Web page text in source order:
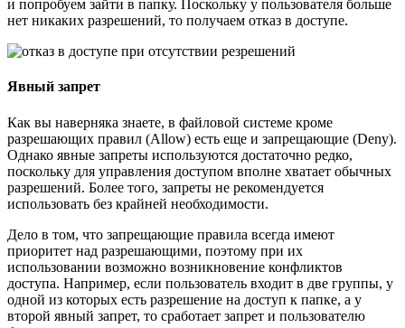
и попробуем зайти в папку. Поскольку у пользователя больше
нет никаких разрешений, то получаем отказ в доступе.
Явный запрет
Как вы наверняка знаете, в файловой системе кроме
разрешающих правил (Allow) есть еще и запрещающие (Deny).
Однако явные запреты используются достаточно редко,
поскольку для управления доступом вполне хватает обычных
разрешений. Более того, запреты не рекомендуется
использовать без крайней необходимости.
Дело в том, что запрещающие правила всегда имеют
приоритет над разрешающими, поэтому при их
использовании возможно возникновение конфликтов
доступа. Например, если пользователь входит в две группы, у
одной из которых есть разрешение на доступ к папке, а у
второй явный запрет, то сработает запрет и пользователю